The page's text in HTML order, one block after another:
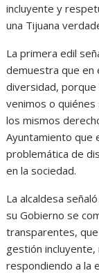
incluyente y
una Tijuana
La primera edil
demuestra que en
diversidad, porque
venimos o
los mismos
Ayuntamiento que
problemática de
en la sociedad.
La alcaldesa
su Gobierno se
transparentes,
gestión
respondiendo a la